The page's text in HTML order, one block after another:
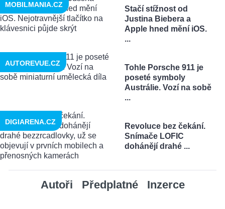
Stačí stížnost od
Justina Biebera a
Apple hned mění iOS.
...
MOBILMANIA.CZ
Tohle Porsche 911 je
poseté symboly
Austrálie. Vozí na sobě
...
AUTOREVUE.CZ
Revoluce bez čekání.
Snímače LOFIC
dohánějí drahé ...
DIGIARENA.CZ
Autoři Předplatné Inzerce